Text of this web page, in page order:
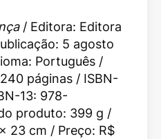
/ Editora: Editora
5 agosto
Português /
páginas / ISBN-
13: 978-
produto: 399 g /
23 cm / Preço: R$